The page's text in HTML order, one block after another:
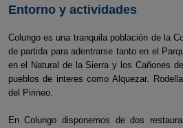
Entorno y actividades
Colungo es una tranquila población de la
de partida para adentrarse tanto en el
en el Natural de la Sierra y los Cañones
pueblos de interes como Alquezar.
del Pirineo.
En Colungo disponemos de dos